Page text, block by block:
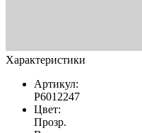
Характеристики
Артикул:
Р6012247
Цвет:
Прозр.